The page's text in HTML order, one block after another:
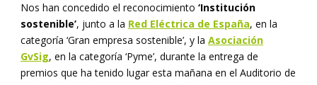
Nos han concedido el reconocimiento ‘Institución
sostenible’, junto a la Red Eléctrica de España, en la
categoría ‘Gran empresa sostenible’, y la Asociación
GvSig, en la categoría ‘Pyme’, durante la entrega de
premios que ha tenido lugar esta mañana en el Auditorio de